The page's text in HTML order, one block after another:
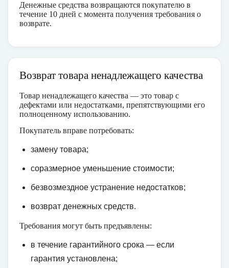
Денежные средства возвращаются покупателю в
течение 10 дней с момента получения требования о
возврате.
Возврат товара ненадлежащего качества
Товар ненадлежащего качества — это товар с
дефектами или недостатками, препятствующими его
полноценному использованию.
Покупатель вправе потребовать:
замену товара;
соразмерное уменьшение стоимости;
безвозмездное устранение недостатков;
возврат денежных средств.
Требования могут быть предъявлены:
в течение гарантийного срока — если
гарантия установлена;